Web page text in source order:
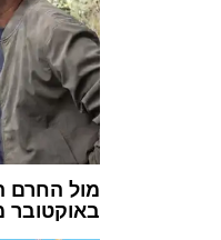
באוקטובר